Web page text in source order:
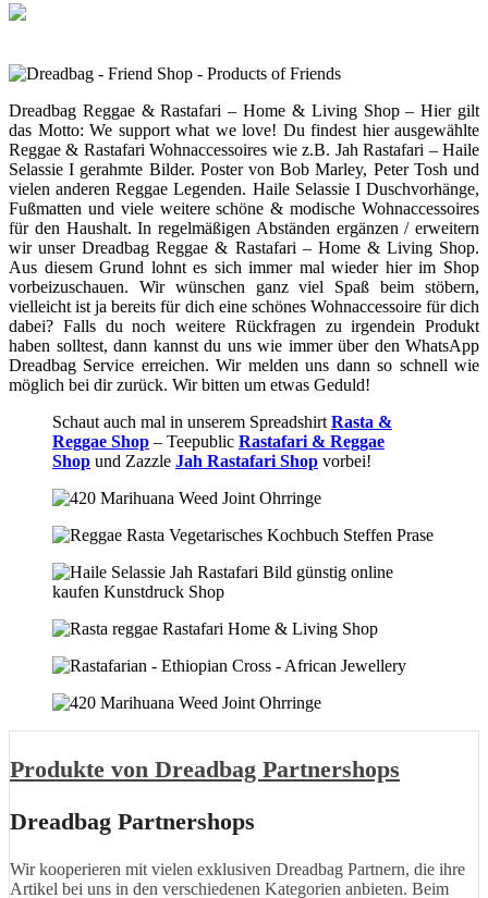
Skip
Dreadbag Reggae & Rastafari – Home & Living Shop – Hier gilt
das Motto: We support what we love! Du findest hier ausgewählte
Reggae & Rastafari Wohnaccessoires wie z.B. Jah Rastafari – Haile
Selassie I gerahmte Bilder. Poster von Bob Marley, Peter Tosh und
vielen anderen Reggae Legenden. Haile Selassie I Duschvorhänge,
Fußmatten und viele weitere schöne & modische Wohnaccessoires
für den Haushalt. In regelmäßigen Abständen ergänzen / erweitern
wir unser Dreadbag Reggae & Rastafari – Home & Living Shop.
Aus diesem Grund lohnt es sich immer mal wieder hier im Shop
vorbeizuschauen. Wir wünschen ganz viel Spaß beim stöbern,
vielleicht ist ja bereits für dich eine schönes Wohnaccessoire für dich
dabei? Falls du noch weitere Rückfragen zu irgendein Produkt
haben solltest, dann kannst du uns wie immer über den WhatsApp
Dreadbag Service erreichen. Wir melden uns dann so schnell wie
möglich bei dir zurück. Wir bitten um etwas Geduld!
Schaut auch mal in unserem Spreadshirt Rasta &
Reggae Shop – Teepublic Rastafari & Reggae
Shop und Zazzle Jah Rastafari Shop vorbei!
Produkte von Dreadbag Partnershops
Dreadbag Partnershops
Wir kooperieren mit vielen exklusiven Dreadbag Partnern, die ihre
Artikel bei uns in den verschiedenen Kategorien anbieten. Beim